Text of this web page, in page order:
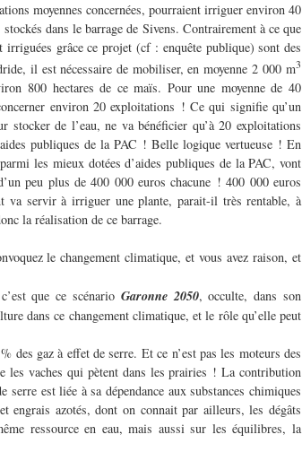
moyennes concernées, pourraient irriguer environ 40
dans le barrage de Sivens. Contrairement à ce que
grâce ce projet (cf : enquête publique) sont des
il est nécessaire de mobiliser, en moyenne 2 000 m3
800 hectares de ce maïs. Pour une moyenne de 40
environ 20 exploitations ! Ce qui signifie qu’un
de l’eau, ne va bénéficier qu’à 20 exploitations
publiques de la PAC ! Belle logique vertueuse ! En
les mieux dotées d’aides publiques de la PAC, vont
peu plus de 400 000 euros chacune ! 400 000 euros
va servir à irriguer une plante, parait-il très rentable, à
la réalisation de ce barrage.
le changement climatique, et vous avez raison, et
que ce scénario Garonne 2050, occulte, dans son
dans ce changement climatique, et le rôle qu’elle peut
des gaz à effet de serre. Et ce n’est pas les moteurs des
les vaches qui pètent dans les prairies ! La contribution
est liée à sa dépendance aux substances chimiques
engrais azotés, dont on connait par ailleurs, les dégâts
ressource en eau, mais aussi sur les équilibres, la